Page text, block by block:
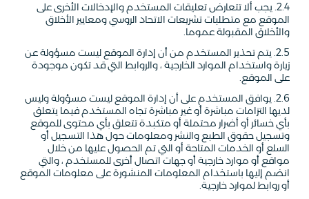
2.4. يجب ألا تتعارض تعليقات المستخدم والإدخالات الأخرى على
الموقع مع متطلبات تشريعات الاتحاد الروسي ومعايير الأخلاق
والأخلاق المقبولة عموما.
2.5. يتم تحذير المستخدم من أن إدارة الموقع ليست مسؤولة عن
زيارة واستخدام الموارد الخارجية ، والروابط التي قد تكون موجودة
على الموقع.
2.6. يوافق المستخدم على أن إدارة الموقع ليست مسؤولة وليس
لديها التزامات مباشرة أو غير مباشرة تجاه المستخدم فيما يتعلق
بأي خسائر أو أضرار محتملة أو متكبدة تتعلق بأي محتوى للموقع
وتسجيل حقوق الطبع والنشر ومعلومات حول هذا التسجيل أو
السلع أو الخدمات المتاحة أو التي تم الحصول عليها من خلال
مواقع أو موارد خارجية أو جهات اتصال أخرى للمستخدم ، والتي
انضم إليها باستخدام المعلومات المنشورة على معلومات الموقع
أو روابط لموارد خارجية.